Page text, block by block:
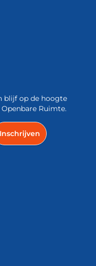
blijf op de hoogte
Ruimte.